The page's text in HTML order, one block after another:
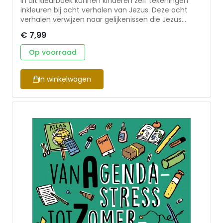
inkleuren bij acht verhalen van Jezus. Deze acht
verhalen verwijzen naar gelijkenissen die Jezus
om in te kleuren.
€ 7,99
Op voorraad
In winkelwagen